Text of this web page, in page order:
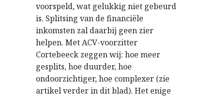
voorspeld, wat gelukkig niet gebeurd
is. Splitsing van de financiële
inkomsten zal daarbij geen zier
helpen. Met ACV-voorzitter
Cortebeeck zeggen wij: hoe meer
gesplits, hoe duurder, hoe
ondoorzichtiger, hoe complexer (zie
artikel verder in dit blad). Het enige